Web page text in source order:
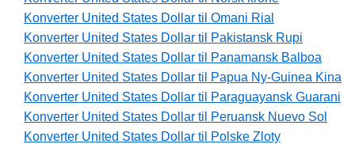
Konverter United States Dollar til Omani Rial
Konverter United States Dollar til Pakistansk Rupi
Konverter United States Dollar til Panamansk Balboa
Konverter United States Dollar til Papua Ny-Guinea Kina
Konverter United States Dollar til Paraguayansk Guarani
Konverter United States Dollar til Peruansk Nuevo Sol
Konverter United States Dollar til Polske Zloty